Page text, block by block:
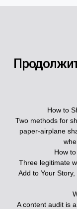
How to
Two methods for
paper-airplane
How
Three legitimate
Add to Your
A content audit is